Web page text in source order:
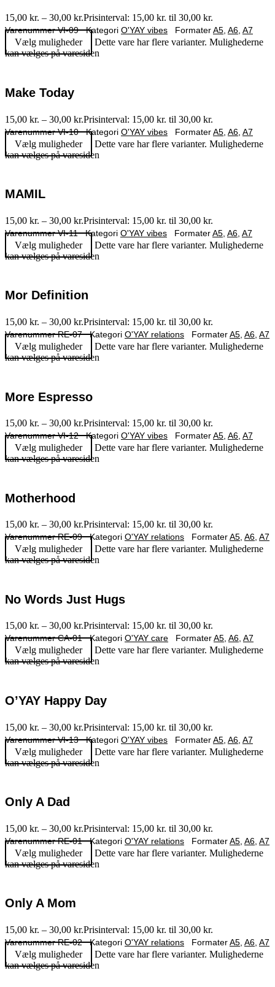
15,00 kr. – 30,00 kr.Prisinterval: 15,00 kr. til 30,00 kr.
VarenummerVI-09 Kategori O'YAY vibes FormaterA5, A6, A7
Vælg muligheder
Dette vare har flere varianter. Mulighederne
kan vælges på varesiden
Make Today
15,00 kr. – 30,00 kr.Prisinterval: 15,00 kr. til 30,00 kr.
VarenummerVI-10 Kategori O'YAY vibes FormaterA5 A6 A7
Vælg muligheder
Dette vare har flere varianter. Mulighederne
kan vælges på varesiden
MAMIL
15,00 kr. – 30,00 kr.Prisinterval: 15,00 kr. til 30,00 kr.
VarenummerVI-11 Kategori O'YAY vibes FormaterA5 A6 A7
Vælg muligheder
Dette vare har flere varianter. Mulighederne
kan vælges på varesiden
Mor Definition
15,00 kr. – 30,00 kr.Prisinterval: 15,00 kr. til 30,00 kr.
VarenummerRE-07 Kategori O'YAY relations FormaterA5 A6 A7
Vælg muligheder
Dette vare har flere varianter. Mulighederne
kan vælges på varesiden
More Espresso
15,00 kr. – 30,00 kr.Prisinterval: 15,00 kr. til 30,00 kr.
VarenummerVI-12 Kategori O'YAY vibes FormaterA5 A6 A7
Vælg muligheder
Dette vare har flere varianter. Mulighederne
kan vælges på varesiden
Motherhood
15,00 kr. – 30,00 kr.Prisinterval: 15,00 kr. til 30,00 kr.
VarenummerRE-09 Kategori O'YAY relations FormaterA5, A6, A7
Vælg muligheder
Dette vare har flere varianter. Mulighederne
kan vælges på varesiden
No Words Just Hugs
15,00 kr. – 30,00 kr.Prisinterval: 15,00 kr. til 30,00 kr.
VarenummerCA-01 Kategori O'YAY care FormaterA5, A6, A7
Vælg muligheder
Dette vare har flere varianter. Mulighederne
kan vælges på varesiden
O’YAY Happy Day
15,00 kr. – 30,00 kr.Prisinterval: 15,00 kr. til 30,00 kr.
VarenummerVI-13 Kategori O'YAY vibes FormaterA5 A6 A7
Vælg muligheder
Dette vare har flere varianter. Mulighederne
kan vælges på varesiden
Only A Dad
15,00 kr. – 30,00 kr.Prisinterval: 15,00 kr. til 30,00 kr.
VarenummerRE-01 Kategori O'YAY relations FormaterA5 A6 A7
Vælg muligheder
Dette vare har flere varianter. Mulighederne
kan vælges på varesiden
Only A Mom
15,00 kr. – 30,00 kr.Prisinterval: 15,00 kr. til 30,00 kr.
VarenummerRE-02 Kategori O'YAY relations FormaterA5 A6 A7
Vælg muligheder
Dette vare har flere varianter. Mulighederne
kan vælges på varesiden